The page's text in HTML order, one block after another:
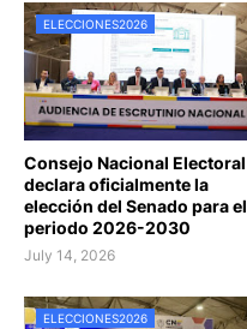
ELECCIONES2026
Consejo Nacional Electoral
declara oficialmente la
elección del Senado para el
periodo 2026-2030
July 14, 2026
ELECCIONES2026